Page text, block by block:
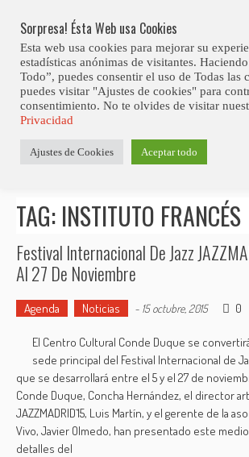
content
Club Contest.
Posts tagged "Instituto Francés"
TAG: INSTITUTO FRANCÉS
Festival Internacional De Jazz
Al 27 De Noviembre
Agenda Noticias - 15 octubre, 2015 0
El Centro Cultural Conde Duque se
sede principal del Festival Internacional de
que se desarrollará entre el 5 y el 27 de
Conde Duque, Concha Hernández, el director
JAZZMADRID´15, Luis Martín, y el gerente de la
Vivo, Javier Olmedo, han presentado este
detalles del
Sorpresa! Ésta Web usa Cookies
Esta web usa cookies para mejorar su
estadísticas anónimas de visitantes.
Todo”, puedes consentir el uso de Todas las
puedes visitar "Ajustes de cookies" para
consentimiento. No te olvides de visitar
Privacidad
Ajustes de Cookies Aceptar todo